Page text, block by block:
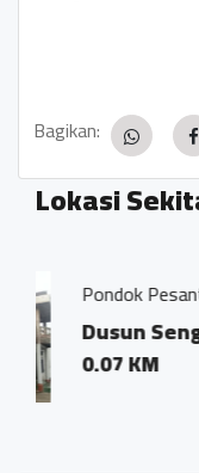
Bagikan:
Lokasi
Al Asyrof
Desa Trasan